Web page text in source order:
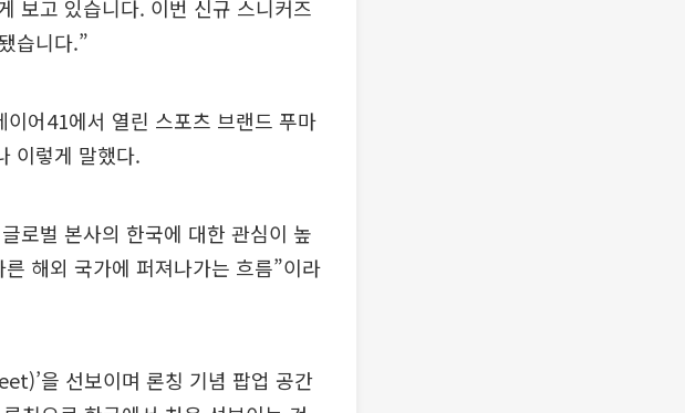
보고 있습니다. 이번 신규 스니커즈
습니다.”
어41에서 열린 스포츠 브랜드 푸마
이렇게 말했다.
로벌 본사의 한국에 대한 관심이 높
해외 국가에 퍼져나가는 흐름”이라
을 선보이며 론칭 기념 팝업 공간